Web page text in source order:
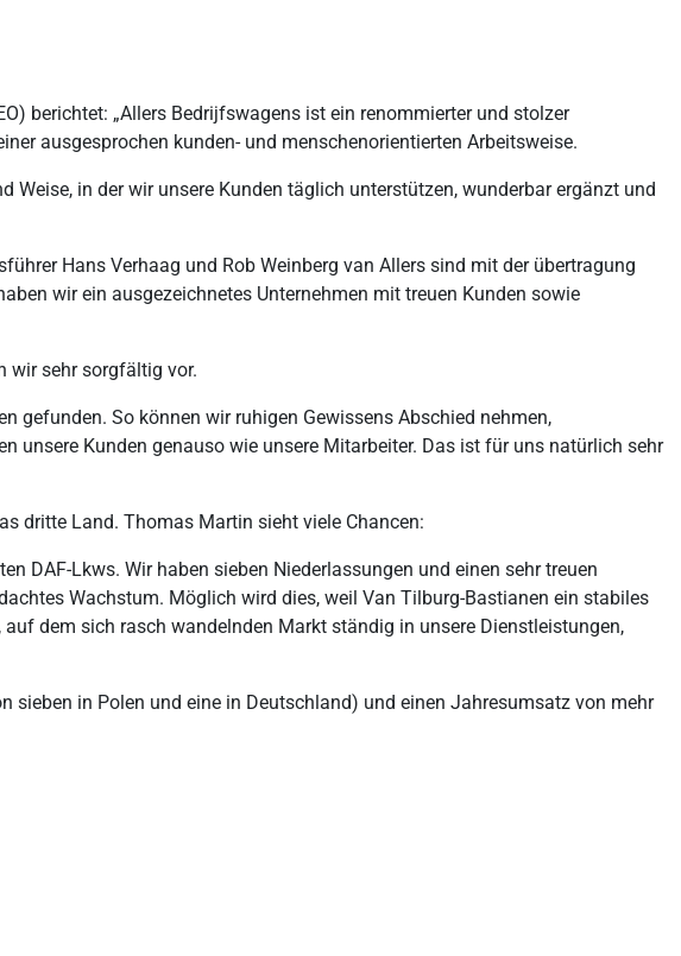
berichtet: „Allers Bedrijfswagens ist ein renommierter und stolzer
ausgesprochen kunden- und menschenorientierten Arbeitsweise.
in der wir unsere Kunden täglich unterstützen, wunderbar ergänzt und
Hans Verhaag und Rob Weinberg van Allers sind mit der übertragung
wir ein ausgezeichnetes Unternehmen mit treuen Kunden sowie
wir sehr sorgfältig vor.
gefunden. So können wir ruhigen Gewissens Abschied nehmen,
unsere Kunden genauso wie unsere Mitarbeiter. Das ist für uns natürlich sehr
dritte Land. Thomas Martin sieht viele Chancen:
DAF-Lkws. Wir haben sieben Niederlassungen und einen sehr treuen
Wachstum. Möglich wird dies, weil Van Tilburg-Bastianen ein stabiles
dem sich rasch wandelnden Markt ständig in unsere Dienstleistungen,
in Polen und eine in Deutschland) und einen Jahresumsatz von mehr